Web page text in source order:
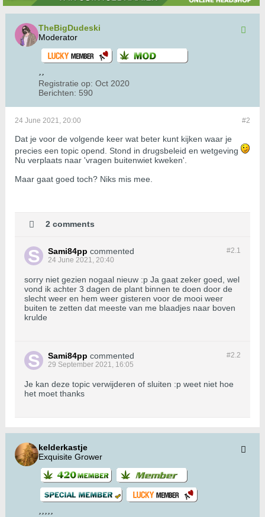
TheBigDudeski
Moderator
Registratie op: Oct 2020
Berichten: 590
#2
24 June 2021, 20:00
Dat je voor de volgende keer wat beter kunt kijken waar je
precies een topic opend. Stond in drugsbeleid en wetgeving
Nu verplaats naar 'vragen buitenwiet kweken'.
Maar gaat goed toch? Niks mis mee.
2 comments
#2.1
Sami84pp commented
24 June 2021, 20:40
sorry niet gezien nogaal nieuw :p Ja gaat zeker goed, wel
vond ik achter 3 dagen de plant binnen te doen door de
slecht weer en hem weer gisteren voor de mooi weer
buiten te zetten dat meeste van me blaadjes naar boven
krulde
#2.2
Sami84pp commented
29 September 2021, 16:05
Je kan deze topic verwijderen of sluiten :p weet niet hoe
het moet thanks
kelderkastje
Exquisite Grower